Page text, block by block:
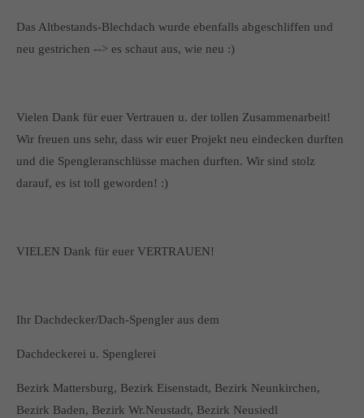
Das Altbestands-Blechdach wurde ebenfalls abgeschliffen und
neu gestrichen --> es schaut aus, wie neu :)
Vielen Dank für euer Vertrauen u. der tollen Zusammenarbeit!
Wir freuen uns sehr, dass wir euer Projekt neu eindecken durften
und die Spengleranschlüsse machen durften. Wir sind stolz
darauf, es ist toll geworden! :)
VIELEN Dank für euer VERTRAUEN!
Ihr Dachdecker/Dach-Spengler aus dem
Dachdeckerei u. Spenglerei
Bezirk Mattersburg, Bezirk Eisenstadt, Bezirk Neunkirchen,
Bezirk Baden, Bezirk Wr.Neustadt, Bezirk Neusiedl